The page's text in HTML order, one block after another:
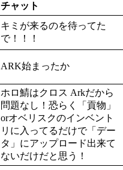
チャット
キミが来るのを待ってた
で！！！
ARK始まったか
ホロ鯖はクロス Arkだから
問題なし！恐らく「貢物」
orオベリスクのインベント
リに入ってるだけで「デー
タ」にアップロード出来て
ないだけだと思う！